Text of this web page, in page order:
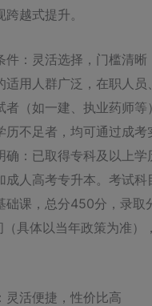
越式提升。
件：灵活选择，门槛清晰
适用人群广泛，在职人员
者（如一建、执业药师等
不足者，均可通过成考
确：已取得专科及以上学
成人高考专升本。考试科
础课，总分450分，录取
具体以当年政策为准）
灵活便捷，性价比高